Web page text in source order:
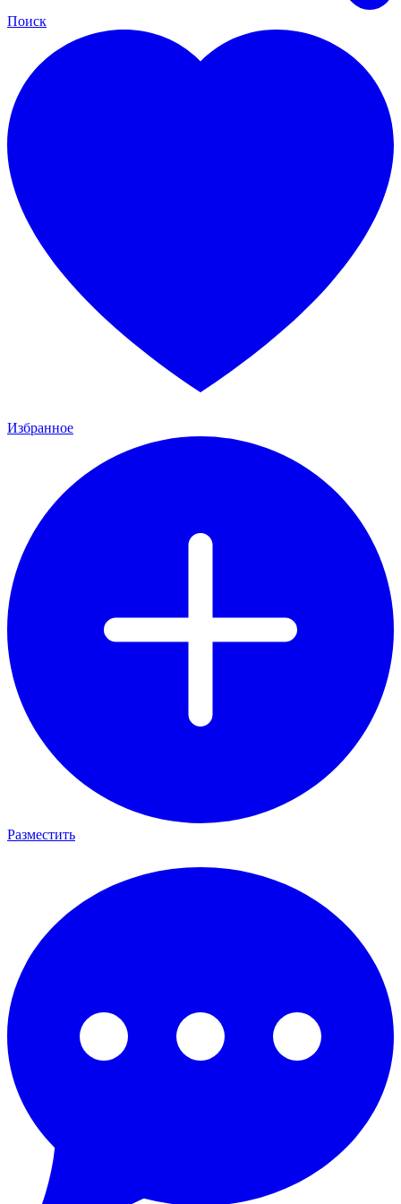
Поиск
Избранное
Разместить